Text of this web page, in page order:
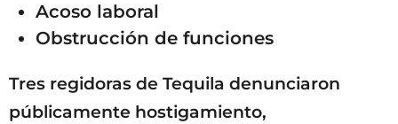
Acoso laboral
Obstrucción de funciones
Tres regidoras de Tequila denunciaron
públicamente hostigamiento,